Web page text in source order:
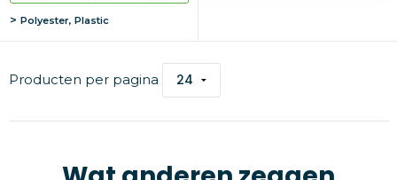
Polyester, Plastic
Producten per pagina